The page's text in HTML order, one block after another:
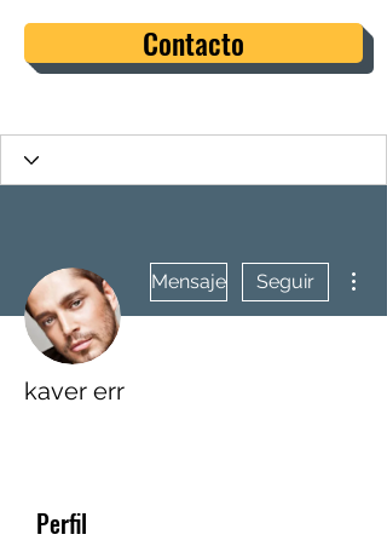
Contacto
Mensaje Seguir
kaver err
Perfil